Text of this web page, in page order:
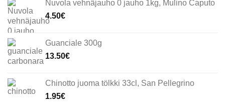
Nuvola vehnäjauho 0 jauho 1kg, Mulino Caputo
4.50€
Guanciale 300g
13.50€
Chinotto juoma tölkki 33cl, San Pellegrino
1.95€